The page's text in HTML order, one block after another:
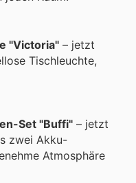
"Victoria" – jetzt
Tischleuchte,
Set "Buffi" – jetzt
zwei Akku-
Atmosphäre